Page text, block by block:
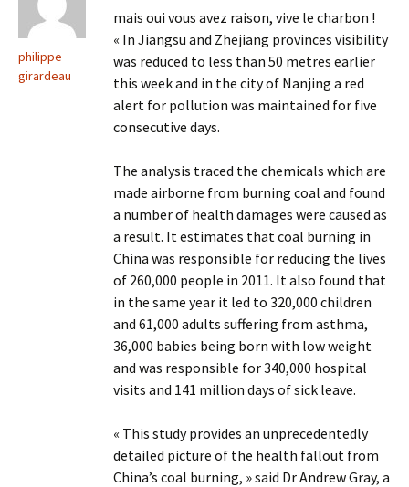
philippe
girardeau
mais oui vous avez raison, vive le charbon !
« In Jiangsu and Zhejiang provinces visibility
was reduced to less than 50 metres earlier
this week and in the city of Nanjing a red
alert for pollution was maintained for five
consecutive days.
The analysis traced the chemicals which are
made airborne from burning coal and found
a number of health damages were caused as
a result. It estimates that coal burning in
China was responsible for reducing the lives
of 260,000 people in 2011. It also found that
in the same year it led to 320,000 children
and 61,000 adults suffering from asthma,
36,000 babies being born with low weight
and was responsible for 340,000 hospital
visits and 141 million days of sick leave.
« This study provides an unprecedentedly
detailed picture of the health fallout from
China’s coal burning, » said Dr Andrew Gray, a